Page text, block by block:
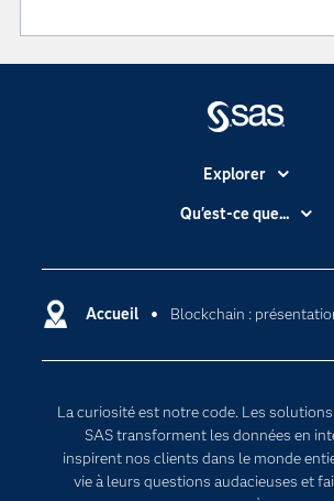
Accueil Blockchain :
La curiosité est notre code. Les
SAS transforment les données en
inspirent nos clients dans le monde
vie à leurs questions audacieuses et
Explorer
Accessibilité
Carrières
Certifications
Documentation
Pour les enseignants
Entreprise
Qu'est-ce que...
Intelligence artificielle
Transformation digitale